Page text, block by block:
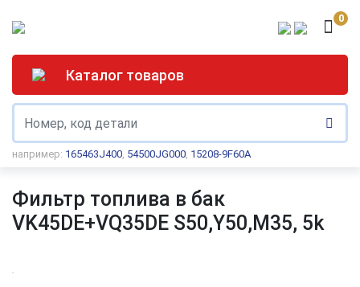
0
Каталог товаров
например: 165463J400, 54500JG000, 15208-9F60A
Фильтр топлива в бак
VK45DE+VQ35DE S50,Y50,M35, 5k